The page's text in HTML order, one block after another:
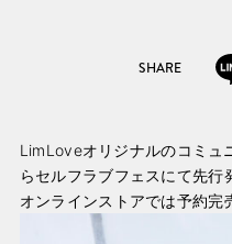
SHARE
LimLoveオリジナルのコミ
らセルフラブフェスにて先行
オンラインストアでは予約完